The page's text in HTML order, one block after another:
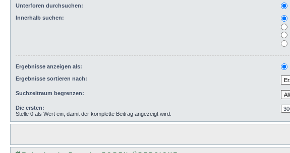
Unterforen durchsuchen:
Innerhalb suchen:
Ergebnisse anzeigen als:
Ergebnisse sortieren nach:
Suchzeitraum begrenzen:
Die ersten:
Stelle 0 als Wert ein, damit der komplette Beitrag angezeigt wird.